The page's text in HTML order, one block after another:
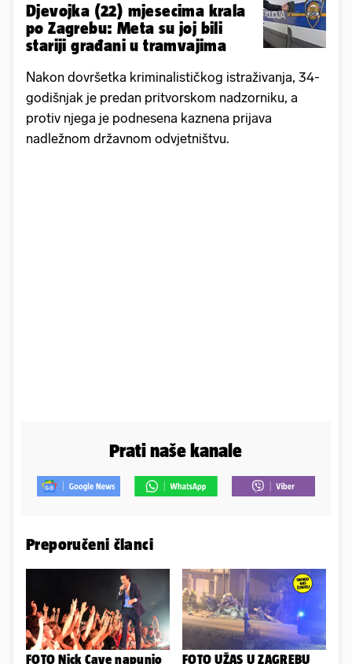
Djevojka (22) mjesecima krala
po Zagrebu: Meta su joj bili
stariji građani u tramvajima
Nakon dovršetka kriminalističkog istraživanja, 34-
godišnjak je predan pritvorskom nadzorniku, a
protiv njega je podnesena kaznena prijava
nadležnom državnom odvjetništvu.
Prati naše kanale
Preporučeni članci
FOTO Nick Cave napunio FOTO UŽAS U ZAGREBU